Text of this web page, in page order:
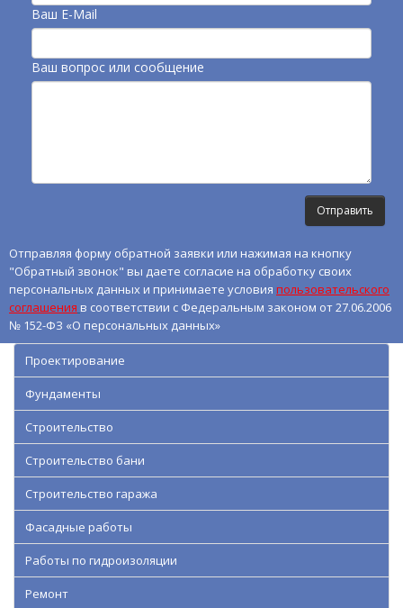
Ваш E-Mail
Ваш вопрос или сообщение
Отправляя форму обратной заявки или нажимая на кнопку
"Обратный звонок" вы даете согласие на обработку своих
персональных данных и принимаете условия пользовательского
соглашения в соответствии с Федеральным законом от 27.06.2006
№ 152-ФЗ «О персональных данных»
Проектирование
Фундаменты
Строительство
Строительство бани
Строительство гаража
Фасадные работы
Работы по гидроизоляции
Ремонт